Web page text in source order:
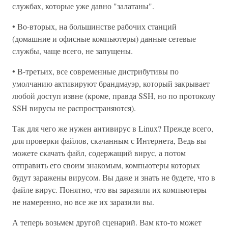
службах, которые уже давно "залатаны".
• Во-вторых, на большинстве рабочих станций
(домашние и офисные компьютеры) данные сетевые
службы, чаще всего, не запущены.
• В-третьих, все современные дистрибутивы по
умолчанию активируют брандмауэр, который закрывает
любой доступ извне (кроме, правда SSH, но по протоколу
SSH вирусы не paспространяются).
Так для чего же нужен антивирус в Linux? Прежде всего,
для проверки файлов, скачанным с Интернета, Ведь вы
можете скачать файл, содержащий вирус, а потом
отправить его своим знакомым, компьютеры которых
будут заражены вирусом. Вы даже и знать не будете, что в
файле вирус. Понятно, что вы заразили их компьютеры
не намеренно, но все же их заразили вы.
А теперь возьмем другой сценарий. Вам кто-то может